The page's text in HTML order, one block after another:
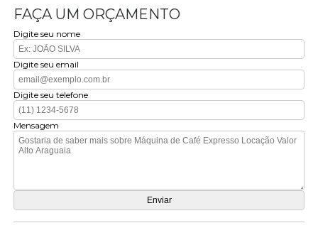
FAÇA UM ORÇAMENTO
Digite seu nome
Digite seu email
Digite seu telefone
Mensagem